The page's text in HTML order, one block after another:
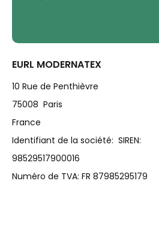
EURL MODERNATEX
10 Rue de Penthièvre
75008 Paris
France
Identifiant de la société: SIREN:
98529517900016
Numéro de TVA: FR 87985295179